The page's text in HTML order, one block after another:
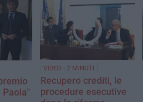
Paola"
VIDEO - 2 MINUTI
Recupero crediti, le
procedure esecutive